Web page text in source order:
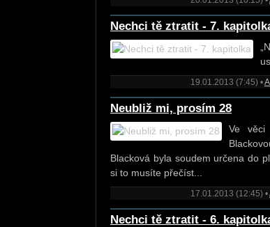
Nechci tě ztratit - 7.
19.01.2013 (7:45) •
Neubliž mi, prosím 28
Ve věci
Blacková byla soudem určena do
si to musíte přečíst...
17.01.2013 (12:45) •
Nechci tě ztratit - 6.